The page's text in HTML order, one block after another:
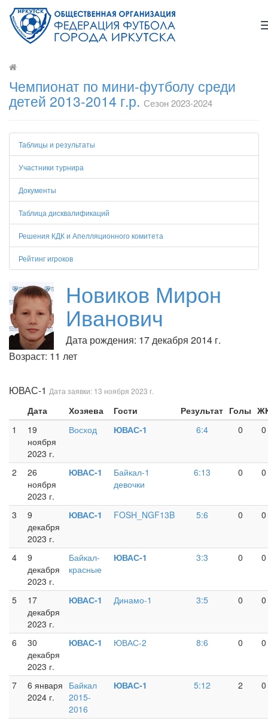
Чемпионат по мини-футболу среди
детей 2013-2014 г.р. Сезон 2023-2024
Таблицы и результаты
Участники турнира
Документы
Таблица дисквалификаций
Решения КДК и Апелляционного комитета
Рейтинг игроков
Новиков Мирон
Иванович
Дата рождения: 17 декабря 2014 г.
Возраст: 11 лет
ЮВАС-1 Дата заявки: 13 ноября 2023 г.
Дата Хозяева Гости Результат Голы
1
19
ноября
2023 г.
Восход ЮВАС-1 6:4 0 0
2
26
ноября
2023 г.
ЮВАС-1
Байкал-1
девочки
6:13 0 0
3
9
декабря
2023 г.
ЮВАС-1 FOSH_NGF13B 5:6 0 0
4
9
декабря
2023 г.
Байкал-
красные
ЮВАС-1 3:3 0 0
5
17
декабря
2023 г.
ЮВАС-1 Динамо-1 3:5 0 0
6
30
декабря
2023 г.
ЮВАС-1 ЮВАС-2 8:6 0 0
7
6 января
2024 г.
Байкал
2015-
2016
ЮВАС-1 5:12 2 0